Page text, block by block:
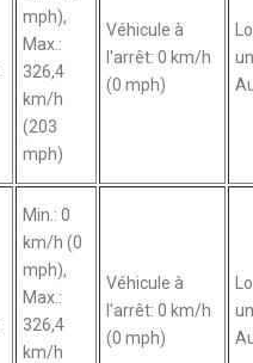
mph),
Max.:
326,4
km/h
(203
mph)
Véhicule à
l'arrêt: 0 km/h
(0 mph)
Min.: 0
km/h (0
mph),
Max.:
326,4
km/h
Véhicule à
l'arrêt: 0 km/h
(0 mph)